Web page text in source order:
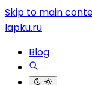
Skip to main
lapku.ru
Blog